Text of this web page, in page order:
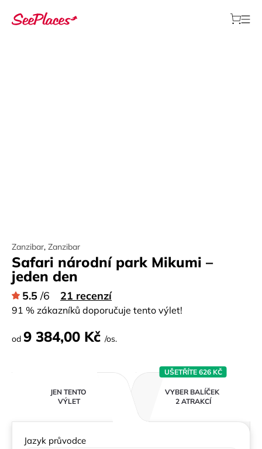
Zanzibar, Zanzibar
Safari národní park Mikumi –
jeden den
5.5 /6 21 recenzí
91 % zákazníků doporučuje tento výlet!
od 9 384,00 Kč /os.
JEN TENTO
VÝLET
VYBER BALÍČEK
2 ATRAKCÍ
UŠETŘÍTE 626 KČ
Jazyk průvodce